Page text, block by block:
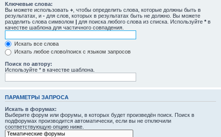
Ключевые слова:
Вы можете использовать + , чтобы определить слова, которые должны быть в
результатах, и - для слов, которых в результатах быть не должно. Вы можете
разделить слова символом | для поиска любого слова из списка. Используйте * в
качестве шаблона для частичного совпадения.
Искать все слова
Искать любое слово/поиск с языком запросов
Поиск по автору:
Используйте * в качестве шаблона.
ПАРАМЕТРЫ ЗАПРОСА
Искать в форумах:
Выберите форум или форумы, в которых будет произведён поиск. Поиск в
подфорумах производится автоматически, если вы не отключили
соответствующую опцию ниже.